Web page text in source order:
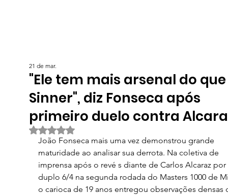
"Ele tem mais arsenal do que
Sinner", diz Fonseca após
primeiro duelo contra
21 de mar.
Avaliado com NaN de 5 estrelas.
João Fonseca mais uma vez demonstrou grande
maturidade ao analisar sua derrota. Na coletiva de
imprensa após o revé s diante de Carlos Alcaraz por
duplo 6/4 na segunda rodada do Masters 1000 de
o carioca de 19 anos entregou observações densas